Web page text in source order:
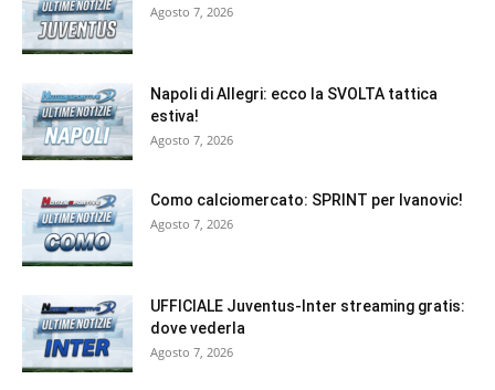
Agosto 7, 2026
Napoli di Allegri: ecco la SVOLTA tattica
estiva!
Agosto 7, 2026
Como calciomercato: SPRINT per Ivanovic!
Agosto 7, 2026
UFFICIALE Juventus-Inter streaming gratis:
dove vederla
Agosto 7, 2026